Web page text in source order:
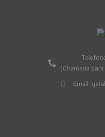
(Chamada
Email: